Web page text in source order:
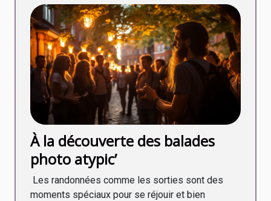
À la découverte des balades
photo atypic’
Les randonnées comme les sorties sont des
moments spéciaux pour se réjouir et bien